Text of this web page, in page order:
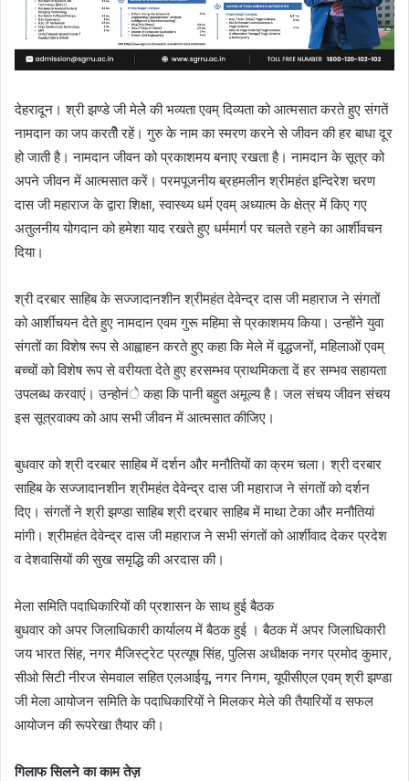
देहरादून। श्री झण्डे जी मेलेे की भव्यता एवम् दिव्यता को आत्मसात करते हुए संगतें
नामदान का जप करतीे रहें। गुरु के नाम का स्मरण करने से जीवन की हर बाधा दूर
हो जाती है। नामदान जीवन को प्रकाशमय बनाए रखता है। नामदान के सूत्र को
अपने जीवन में आत्मसात करें। परमपूजनीय ब्रहमलीन श्रीमहंत इन्दिरेश चरण
दास जी महाराज के द्वारा शिक्षा, स्वास्थ्य धर्म एवम् अध्यात्म के क्षेत्र में किए गए
अतुलनीय योगदान को हमेशा याद रखते हुए धर्ममार्ग पर चलते रहने का आर्शीवचन
दिया।
श्री दरबार साहिब के सज्जादानशीन श्रीमहंत देवेन्द्र दास जी महाराज ने संगतों
को आर्शीचयन देते हुए नामदान एवम गुरू महिमा से प्रकाशमय किया। उन्होंने युवा
संगतों का विशेष रूप से आह्वाहन करते हुए कहा कि मेले में वृद्धजनों, महिलाओं एवम्
बच्चों को विशेष रूप से वरीयता देते हुए हरसम्भव प्राथमिकता दें हर सम्भव सहायता
उपलब्ध करवाएं। उन्होनंे कहा कि पानी बहुत अमूल्य है। जल संचय जीवन संचय
इस सूत्रवाक्य को आप सभी जीवन में आत्मसात कीजिए।
बुधवार को श्री दरबार साहिब में दर्शन और मनौतियों का क्रम चला। श्री दरबार
साहिब के सज्जादानशीन श्रीमहंत देवेन्द्र दास जी महाराज ने संगतों को दर्शन
दिए। संगतों ने श्री झण्डा साहिब श्री दरबार साहिब में माथा टेका और मनौतियां
मांगी। श्रीमहंत देवेन्द्र दास जी महाराज ने सभी संगतों को आर्शीवाद देकर प्रदेश
व देशवासियों की सुख समृद्धि की अरदास की।
मेला समिति पदाधिकारियों की प्रशासन के साथ हुई बैठक
बुधवार को अपर जिलाधिकारी कार्यालय में बैठक हुई । बैठक में अपर जिलाधिकारी
जय भारत सिंह, नगर मैजिस्ट्रेट प्रत्यूष सिंह, पुलिस अधीक्षक नगर प्रमोद कुमार,
सीओ सिटी नीरज सेमवाल सहित एलआईयू, नगर निगम, यूपीसीएल एवम् श्री झण्डा
जी मेला आयोजन समिति के पदाधिकारियों ने मिलकर मेले की तैयारियों व सफल
आयोजन की रूपरेखा तैयार की।
गिलाफ सिलने का काम तेज़